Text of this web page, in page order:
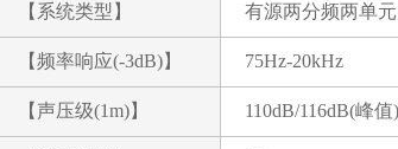
【系统类型】 有源两分频两单
【频率响应(-3dB)】 75Hz-20kHz
【声压级(1m)】 110dB/116dB(峰值)